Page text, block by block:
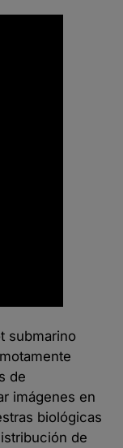
submarino
de
imágenes en
biológicas
de